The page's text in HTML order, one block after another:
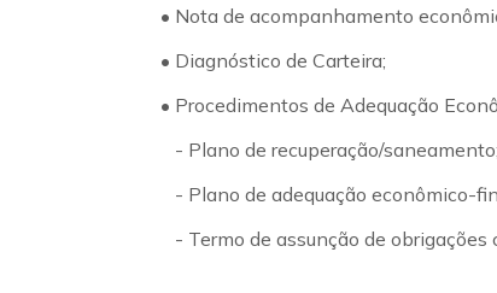
• Nota de acompanhamento
• Diagnóstico de Carteira;
• Procedimentos de Adequação
- Plano de recuperação/saneamento;
- Plano de adequação econômico-
- Termo de assunção de obrigações